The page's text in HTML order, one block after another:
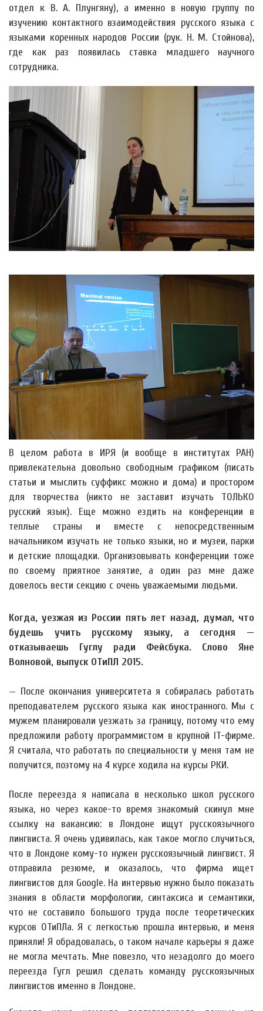
отдел к В. А. Плунгяну), а именно в новую группу по
изучению контактного взаимодействия русского языка с
языками коренных народов России (рук. Н. М. Стойнова),
где как раз появилась ставка младшего научного
сотрудника.
В целом работа в ИРЯ (и вообще в институтах РАН)
привлекательна довольно свободным графиком (писать
статьи и мыслить суффикс можно и дома) и простором
для творчества (никто не заставит изучать ТОЛЬКО
русский язык). Еще можно ездить на конференции в
теплые страны и вместе с непосредственным
начальником изучать не только языки, но и музеи, парки
и детские площадки. Организовывать конференции тоже
по своему приятное занятие, а один раз мне даже
довелось вести секцию с очень уважаемыми людьми.
Когда, уезжая из России пять лет назад, думал, что
будешь учить русскому языку, а сегодня —
отказываешь Гуглу ради Фейсбука. Слово Яне
Волновой, выпуск ОТиПЛ 2015.
— После окончания университета я собиралась работать
преподавателем русского языка как иностранного. Мы с
мужем планировали уезжать за границу, потому что ему
предложили работу программистом в крупной IT-фирме.
Я считала, что работать по специальности у меня там не
получится, поэтому на 4 курсе ходила на курсы РКИ.
После переезда я написала в несколько школ русского
языка, но через какое-то время знакомый скинул мне
ссылку на вакансию: в Лондоне ищут русскоязычного
лингвиста. Я очень удивилась, как такое могло случиться,
что в Лондоне кому-то нужен русскоязычный лингвист. Я
отправила резюме, и оказалось, что фирма ищет
лингвистов для Google. На интервью нужно было показать
знания в области морфологии, синтаксиса и семантики,
что не составило большого труда после теоретических
курсов ОТиПЛа. Я с легкостью прошла интервью, и меня
приняли! Я обрадовалась, о таком начале карьеры я даже
не могла мечтать. Мне повезло, что незадолго до моего
переезда Гугл решил сделать команду русскоязычных
лингвистов именно в Лондоне.